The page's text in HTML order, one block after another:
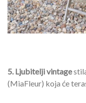
5. Ljubitelji vintage
(MiaFleur) koja će